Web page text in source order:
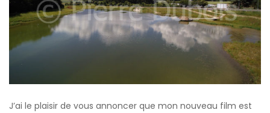
J’ai le plaisir de vous annoncer que mon nouveau film est